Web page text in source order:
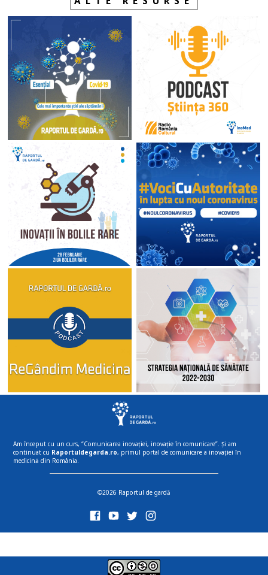
Am început cu un curs, “Comunicarea inovației, inovație în comunicare”. Și am
continuat cu Raportuldegarda.ro, primul portal de comunicare a inovației în
medicină din România.
©2026 Raportul de gardă